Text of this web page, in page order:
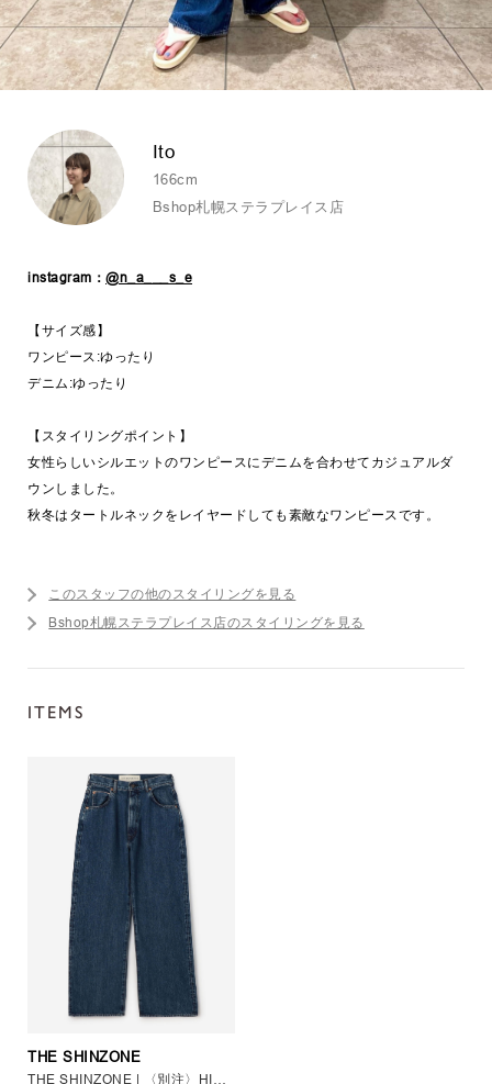
Ito
166cm
Bshop札幌ステラプレイス店
instagram： @n_a___s_e
【サイズ感】
ワンピース:ゆったり
デニム:ゆったり
【スタイリングポイント】
女性らしいシルエットのワンピースにデニムを合わせてカジュアルダ
ウンしました。
秋冬はタートルネックをレイヤードしても素敵なワンピースです。
このスタッフの他のスタイリングを見る
Bshop札幌ステラプレイス店のスタイリングを見る
ITEMS
THE SHINZONE